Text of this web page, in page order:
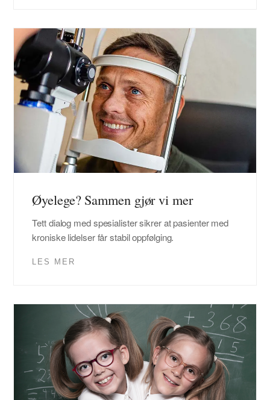
Øyelege? Sammen gjør vi mer
Tett dialog med spesialister sikrer at pasienter med
kroniske lidelser får stabil oppfølging.
LES MER